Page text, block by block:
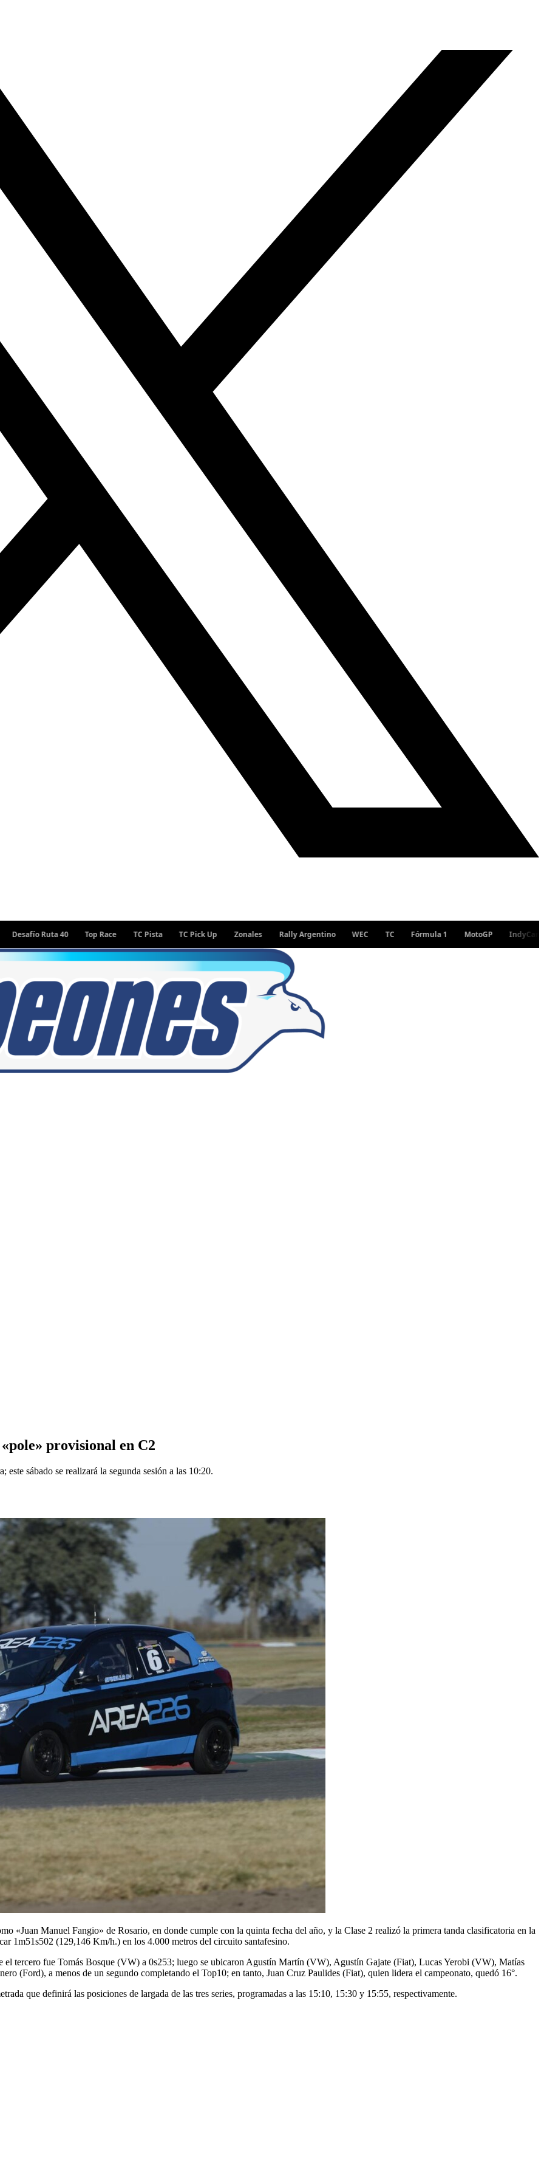
Ruta 40 Top Race TC Pista TC Pick Up Zonales Rally Argentino WEC TC Fórmula 1 MotoGP IndyCar WRC
provisional en C2
sábado se realizará la segunda sesión a las 10:20.
«Juan Manuel Fangio» de Rosario, en donde cumple con la quinta fecha del año, y la Clase 2 realizó la primera tanda clasificatoria en la
1m51s502 (129,146 Km/h.) en los 4.000 metros del circuito santafesino.
tercero fue Tomás Bosque (VW) a 0s253; luego se ubicaron Agustín Martín (VW), Agustín Gajate (Fiat), Lucas Yerobi (VW), Matías
(Ford), a menos de un segundo completando el Top10; en tanto, Juan Cruz Paulides (Fiat), quien lidera el campeonato, quedó 16°.
que definirá las posiciones de largada de las tres series, programadas a las 15:10, 15:30 y 15:55, respectivamente.